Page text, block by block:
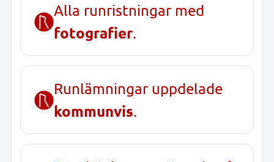
Alla runristningar med
fotografier.
Runlämningar uppdelade
kommunvis.